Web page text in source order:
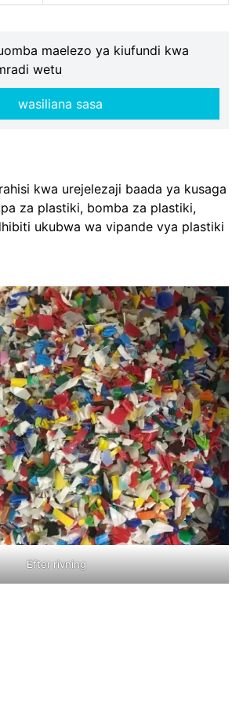
maelezo ya kiufundi kwa
wetu
wasiliana sasa
kwa urejelezaji baada ya kusaga
za plastiki, bomba za plastiki,
ukubwa wa vipande vya plastiki
Efter rivning